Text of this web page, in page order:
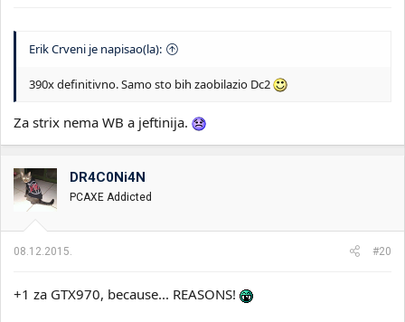
Erik Crveni je napisao(la):
390x definitivno. Samo sto bih zaobilazio Dc2
Za strix nema WB a jeftinija.
DR4C0Ni4N
PCAXE Addicted
08.12.2015. #20
+1 za GTX970, because... REASONS!